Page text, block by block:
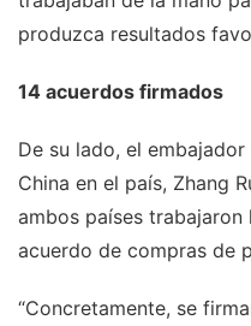
produzca resultados
14 acuerdos firmados
De su lado, el
China en el país, Zhang
ambos países
acuerdo de compras de
“Concretamente, se